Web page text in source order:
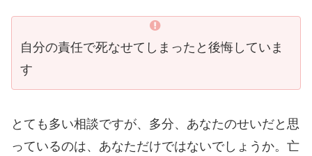
自分の責任で死なせてしまったと後悔していま
す
とても多い相談ですが、多分、あなたのせいだと思
っているのは、あなただけではないでしょうか。亡